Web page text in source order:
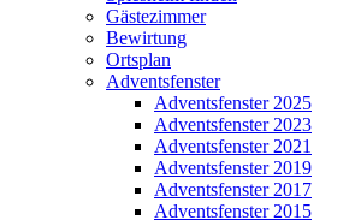
Gästezimmer
Bewirtung
Ortsplan
Adventsfenster
Adventsfenster 2025
Adventsfenster 2023
Adventsfenster 2021
Adventsfenster 2019
Adventsfenster 2017
Adventsfenster 2015